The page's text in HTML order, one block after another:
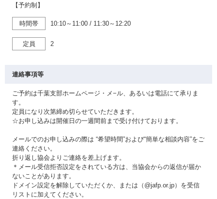
【予約制】
時間帯 10:10～11:00 / 11:30～12:20
定員 2
連絡事項等
ご予約は千葉支部ホームページ・メ−ル、あるいは電話にて承りま
す。
定員になり次第締め切らせていただきます。
☆お申し込みは開催日の一週間前まで受け付けております。
メールでのお申し込みの際は “希望時間”および“簡単な相談内容”をご
連絡ください。
折り返し協会よりご連絡を差上げます。
＊メール受信拒否設定をされている方は、当協会からの返信が届か
ないことがあります。
ドメイン設定を解除していただくか、または（@jafp.or.jp）を受信
リストに加えてください。